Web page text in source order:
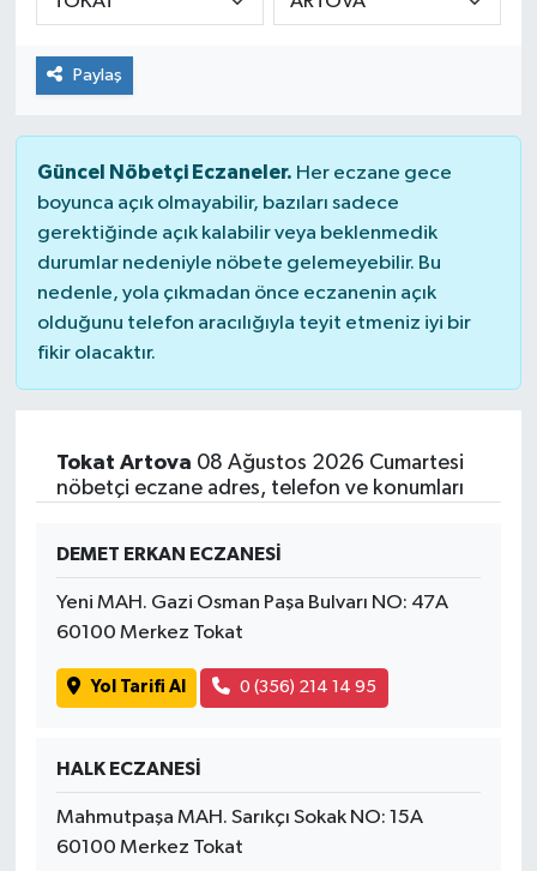
Paylaş
Güncel Nöbetçi Eczaneler. Her eczane gece
boyunca açık olmayabilir, bazıları sadece
gerektiğinde açık kalabilir veya beklenmedik
durumlar nedeniyle nöbete gelemeyebilir. Bu
nedenle, yola çıkmadan önce eczanenin açık
olduğunu telefon aracılığıyla teyit etmeniz iyi bir
fikir olacaktır.
Tokat Artova 08 Ağustos 2026 Cumartesi
nöbetçi eczane adres, telefon ve konumları
DEMET ERKAN ECZANESİ
Yeni MAH. Gazi Osman Paşa Bulvarı NO: 47A
60100 Merkez Tokat
Yol Tarifi Al 0 (356) 214 14 95
HALK ECZANESİ
Mahmutpaşa MAH. Sarıkçı Sokak NO: 15A
60100 Merkez Tokat
Tokat Haberleri
Yaşam